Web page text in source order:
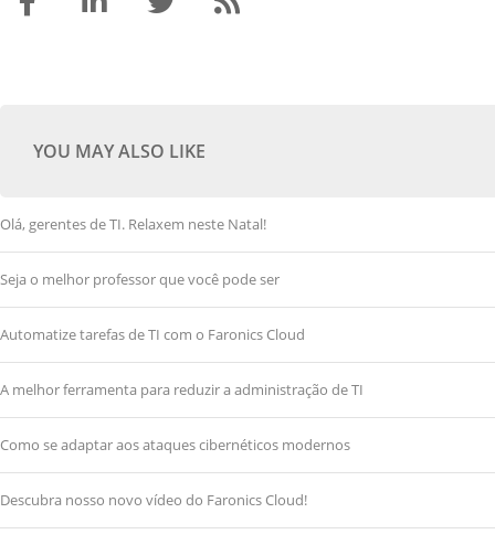
YOU MAY ALSO LIKE
Olá, gerentes de TI. Relaxem neste Natal!
Seja o melhor professor que você pode ser
Automatize tarefas de TI com o Faronics Cloud
A melhor ferramenta para reduzir a administração de TI
Como se adaptar aos ataques cibernéticos modernos
Descubra nosso novo vídeo do Faronics Cloud!